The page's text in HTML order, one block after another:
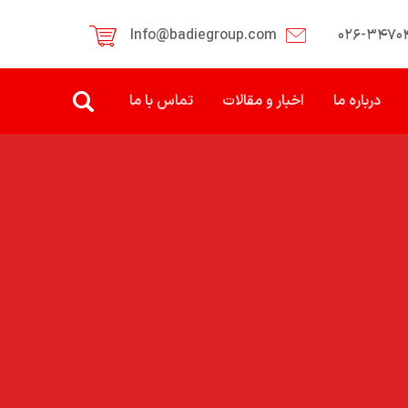
Info@badiegroup.com
درباره ما اخبار و مقالات تماس با ما